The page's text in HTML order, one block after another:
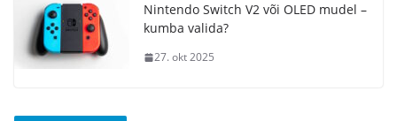
Nintendo Switch V2 või OLED mudel –
kumba valida?
27. okt 2025